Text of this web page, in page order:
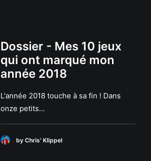
Dossier - Mes 10 jeux
qui ont marqué mon
année 2018
L'année 2018 touche à sa fin ! Dans
onze petits…
by Chris' Klippel